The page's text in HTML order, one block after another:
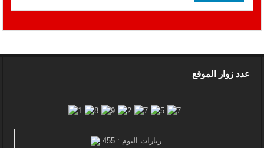
عدد زوار الموقع
زيارات اليوم : 455